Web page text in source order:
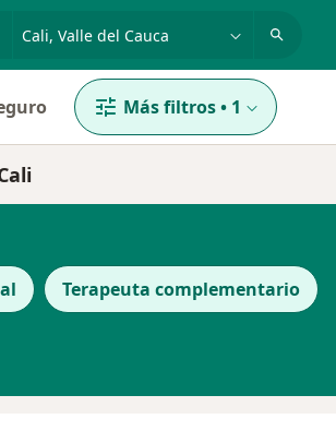
Más filtros• 1
Terapeuta complementario